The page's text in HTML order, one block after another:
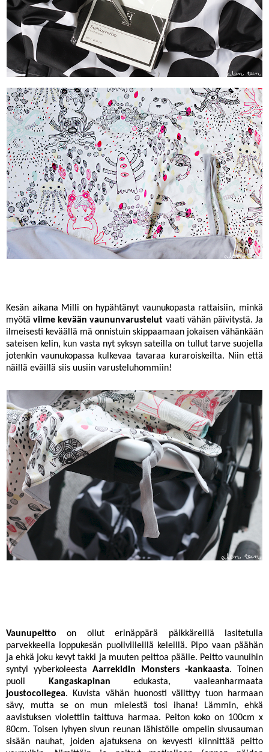
Kesän aikana Milli on hypähtänyt vaunukopasta rattaisiin, minkä
myötäviime kevään vaununvarustelut vaati vähän päivitystä. Ja
ilmeisesti keväällä mä onnistuin skippaamaan jokaisen vähänkään
sateisen kelin, kun vasta nyt syksyn sateilla on tullut tarve suojella
jotenkin vaunukopassa kulkevaa tavaraa kuraroiskeilta. Niin että
näillä eväillä siis uusiin varusteluhommiin!
Vaunupeitto on ollut erinäppärä päikkäreillä lasitetulla
parvekkeella loppukesän puoliviileillä keleillä. Pipo vaan päähän
ja ehkä joku kevyt takki ja muuten peittoa päälle. Peitto vaunuihin
syntyi yyberkoleesta Aarrekidin Monsters -kankaasta. Toinen
puoli
Kangaskapinan edukasta, vaaleanharmaata
joustocollegea. Kuvista vähän huonosti välittyy tuon harmaan
sävy, mutta se on mun mielestä tosi ihana! Lämmin, ehkä
aavistuksen violettiin taittuva harmaa. Peiton koko on 100cm x
80cm. Toisen lyhyen sivun reunan lähistölle ompelin sivusauman
sisään nauhat, joiden ajatuksena on kevyesti kiinnittää peitto